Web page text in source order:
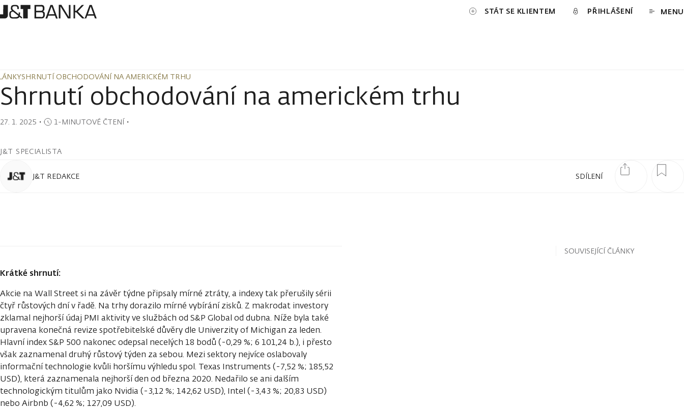
STÁT SE KLIENTEM PŘIHLÁŠENÍ MENU
SHRNUTÍ OBCHODOVÁNÍ NA AMERICKÉM TRHU
SHRNUTÍ OBCHODOVÁNÍ NA AMERICKÉM TRHU
Shrnutí obchodování na americkém trhu
27. 1. 2025 ・ 1-MINUTOVÉ ČTENÍ・
J&T SPECIALISTA
SDÍLENÍ
J&T REDAKCE
Krátké shrnutí:
Akcie na Wall Street si na závěr týdne připsaly mírné ztráty, a indexy tak přerušily sérii
čtyř růstových dní v řadě. Na trhy dorazilo mírné vybírání zisků. Z makrodat investory
zklamal nejhorší údaj PMI aktivity ve službách od S&P Global od dubna. Níže byla také
upravena konečná revize spotřebitelské důvěry dle Univerzity of Michigan za leden.
Hlavní index S&P 500 nakonec odepsal necelých 18 bodů (-0,29 %; 6 101,24 b.), i přesto
však zaznamenal druhý růstový týden za sebou. Mezi sektory nejvíce oslabovaly
informační technologie kvůli horšímu výhledu spol. Texas Instruments (-7,52 %; 185,52
USD), která zaznamenala nejhorší den od března 2020. Nedařilo se ani dalším
technologickým titulům jako Nvidia (-3,12 %; 142,62 USD), Intel (-3,43 %; 20,83 USD)
nebo Airbnb (-4,62 %; 127,09 USD).
SOUVISEJÍCÍ ČLÁNKY